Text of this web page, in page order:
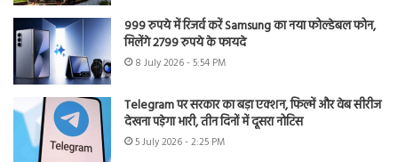
999 रुपये में रिजर्व करें Samsung का नया फोल्डेबल फोन,
मिलेंगे 2799 रुपये के फायदे
8 July 2026 - 5:54 PM
Telegram पर सरकार का बड़ा एक्शन, फिल्में और वेब सीरीज
देखना पड़ेगा भारी, तीन दिनों में दूसरा नोटिस
5 July 2026 - 2:25 PM